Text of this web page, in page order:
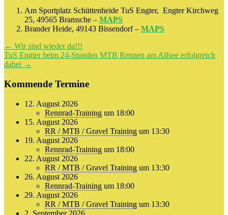
Am Sportplatz Schüttenheide TuS Engter, Engter Kirchweg
25, 49565 Bramsche – MAPS
Brander Heide, 49143 Bissendorf – MAPS
Beitragsnavigation
← Wir sind wieder da!!!
TuS Engter beim 24-Stunden MTB Rennen am Alfsee erfolgreich
dabei →
Kommende Termine
12. August 2026
Rennrad-Training um 18:00
15. August 2026
RR / MTB / Gravel Training um 13:30
19. August 2026
Rennrad-Training um 18:00
22. August 2026
RR / MTB / Gravel Training um 13:30
26. August 2026
Rennrad-Training um 18:00
29. August 2026
RR / MTB / Gravel Training um 13:30
2. September 2026